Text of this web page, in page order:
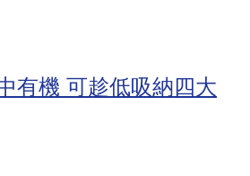
有機 可趁低吸納四大